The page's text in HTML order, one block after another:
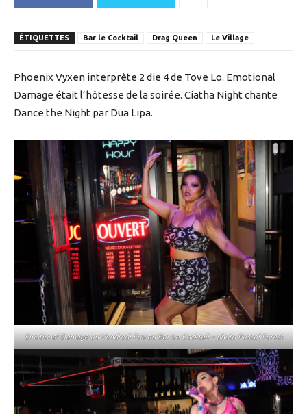
ÉTIQUETTES Bar le Cocktail Drag Queen Le Village
Phoenix Vyxen interprète 2 die 4 de Tove Lo. Emotional
Damage était l’hôtesse de la soirée. Ciatha Night chante
Dance the Night par Dua Lipa.
Emotional Damage au Vendredi Fou au Bar Le Cocktail – photo Pascal Forest